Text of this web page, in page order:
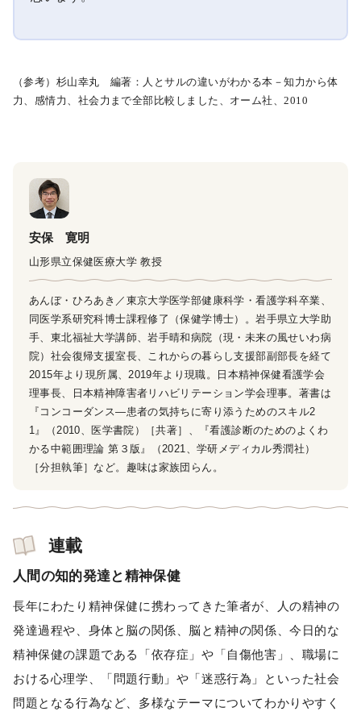
（参考）杉山幸丸 編著：人とサルの違いがわかる本－知力から体
力、感情力、社会力まで全部比較しました、オーム社、2010
安保 寛明
山形県立保健医療大学 教授
あんぼ・ひろあき／東京大学医学部健康科学・看護学科卒業、
同医学系研究科博士課程修了（保健学博士）。岩手県立大学助
手、東北福祉大学講師、岩手晴和病院（現・未来の風せいわ病
院）社会復帰支援室長、これからの暮らし支援部副部長を経て
2015年より現所属、2019年より現職。日本精神保健看護学会
理事長、日本精神障害者リハビリテーション学会理事。著書は
『コンコーダンス―患者の気持ちに寄り添うためのスキル2
1』（2010、医学書院）［共著］、『看護診断のためのよくわ
かる中範囲理論 第３版』（2021、学研メディカル秀潤社）
［分担執筆］など。趣味は家族団らん。
連載
人間の知的発達と精神保健
長年にわたり精神保健に携わってきた筆者が、人の精神の
発達過程や、身体と脳の関係、脳と精神の関係、今日的な
精神保健の課題である「依存症」や「自傷他害」、職場に
おける心理学、「問題行動」や「迷惑行為」といった社会
問題となる行為など、多様なテーマについてわかりやすく